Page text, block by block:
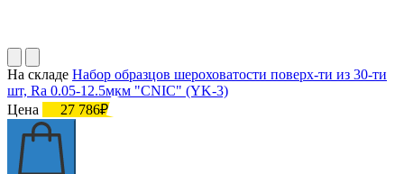
На складе Набор образцов шероховатости поверх-ти из 30-ти
шт, Ra 0.05-12.5мкм "CNIC" (YK-3)
Цена
27 786₽